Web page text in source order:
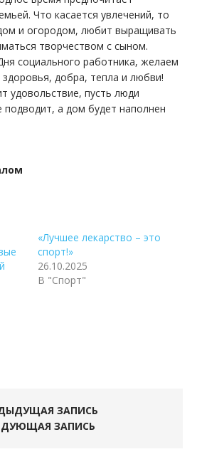
Что касается увлечений, то
и огородом, любит выращивать
творчеством с сыном.
социального работника, желаем
добра, тепла и любви!
удовольствие, пусть люди
а дом будет наполнен
«Лучшее лекарство – это
спорт!»
26.10.2025
В "Спорт"
ЗАПИСЬ
ЗАПИСЬ